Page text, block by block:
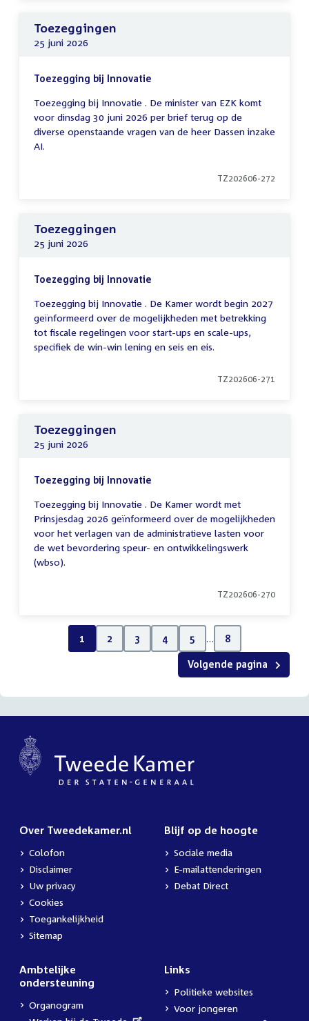
Toezeggingen
25 juni 2026
Toezegging bij Innovatie
Toezegging bij Innovatie . De minister van EZK komt
voor dinsdag 30 juni 2026 per brief terug op de
diverse openstaande vragen van de heer Dassen inzake
AI.
TZ202606-272
Toezeggingen
25 juni 2026
Toezegging bij Innovatie
Toezegging bij Innovatie . De Kamer wordt begin 2027
geïnformeerd over de mogelijkheden met betrekking
tot fiscale regelingen voor start-ups en scale-ups,
specifiek de win-win lening en seis en eis.
TZ202606-271
Toezeggingen
25 juni 2026
Toezegging bij Innovatie
Toezegging bij Innovatie . De Kamer wordt met
Prinsjesdag 2026 geïnformeerd over de mogelijkheden
voor het verlagen van de administratieve lasten voor
de wet bevordering speur- en ontwikkelingswerk
(wbso).
TZ202606-270
1 2 3 4 5 … 8
Volgende pagina
Over Tweedekamer.nl
Colofon
Disclaimer
Uw privacy
Cookies
Toegankelijkheid
Sitemap
Blijf op de hoogte
Sociale media
E-mailattenderingen
Debat Direct
Ambtelijke
ondersteuning
Organogram
Links
Politieke websites
Voor jongeren